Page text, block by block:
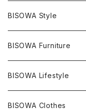
エレスチャル
ライトニング
石の種類別
アメジスト
アクアマリン
産地別
ヒマラヤ
ブラジル
ネックレス／ペンダント
宇佐美聖子
絹麻 ~kenma~
ピアス
宇佐美聖子
Others
ブレスレット
宇佐美聖子
リング
BISOWA Style
ONE PIECE
ヘンプ
オーガニックコットン
PANTS
ヘンプ
T-SHIRT
BISOWA Furniture
のるすく
BISOWA Lifestyle
Music
BISOWA Clothes